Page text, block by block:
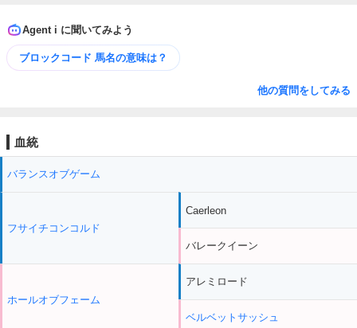
Agent i に聞いてみよう
ブロックコード 馬名の意味は？
他の質問をしてみる
血統
バランスオブゲーム
フサイチコンコルド
ホールオブフェーム
Caerleon
バレークイーン
アレミロード
ベルベットサッシュ